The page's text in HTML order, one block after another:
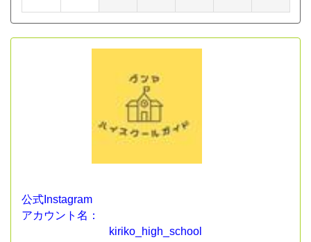
公式Instagram
アカウント名：
kiriko_high_school